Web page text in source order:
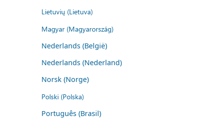
Lietuvių (Lietuva)
Magyar (Magyarország)
Nederlands (België)
Nederlands (Nederland)
Norsk (Norge)
Polski (Polska)
Português (Brasil)